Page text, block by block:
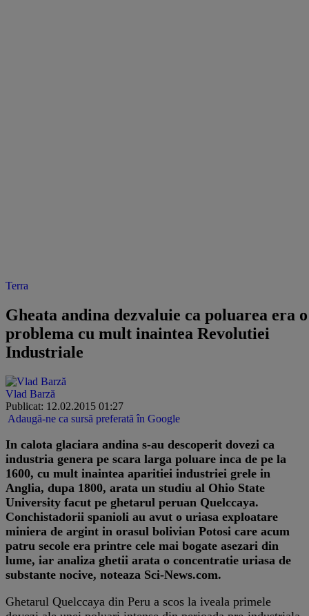
Terra
Gheata andina dezvaluie ca poluarea era o
problema cu mult inaintea Revolutiei
Industriale
Vlad Barză
Publicat: 12.02.2015 01:27
Adaugă-ne ca sursă preferată în Google
In calota glaciara andina s-au descoperit dovezi ca
industria genera pe scara larga poluare inca de pe la
1600, cu mult inaintea aparitiei industriei grele in
Anglia, dupa 1800, arata un studiu al Ohio State
University facut pe ghetarul peruan Quelccaya.
Conchistadorii spanioli au avut o uriasa exploatare
miniera de argint in orasul bolivian Potosi care acum
patru secole era printre cele mai bogate asezari din
lume, iar analiza ghetii arata o concentratie uriasa de
substante nocive, noteaza Sci-News.com.
Ghetarul Quelccaya din Peru a scos la iveala primele